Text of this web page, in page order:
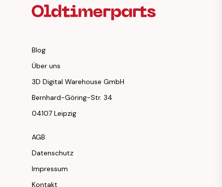
Blog
Über uns
3D Digital Warehouse GmbH
Bernhard-Göring-Str. 34
04107 Leipzig
AGB
Datenschutz
Impressum
Kontakt